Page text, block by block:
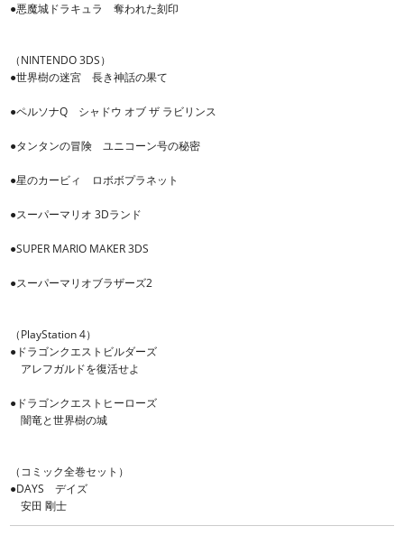
●悪魔城ドラキュラ 奪われた刻印
（NINTENDO 3DS）
●世界樹の迷宮 長き神話の果て
●ペルソナQ シャドウ オブ ザ ラビリンス
●タンタンの冒険 ユニコーン号の秘密
●星のカービィ ロボボプラネット
●スーパーマリオ 3Dランド
●SUPER MARIO MAKER 3DS
●スーパーマリオブラザーズ2
（PlayStation 4）
●ドラゴンクエストビルダーズ
アレフガルドを復活せよ
●ドラゴンクエストヒーローズ
闇竜と世界樹の城
（コミック全巻セット）
●DAYS デイズ
安田 剛士